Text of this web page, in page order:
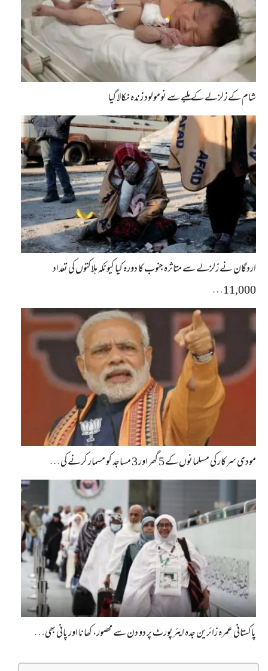
شام کے زلزلے کے ملبے سے نومولود زندہ نکالا گیا
اردگان نے زلزلے سے متاثرہ جنوب کا دورہ کیا کیونکہ ہلاکتوں کی تعداد
11,000…
مودی سرکار کی مسلمانوں کے 5 گھر اور 3 مساجد کو مسمار کرنے کی…
پاکستانی عمرہ زائرین جدہ ایئرپورٹ پر دو دن سے محصور، کھانا اور پانی بھی…